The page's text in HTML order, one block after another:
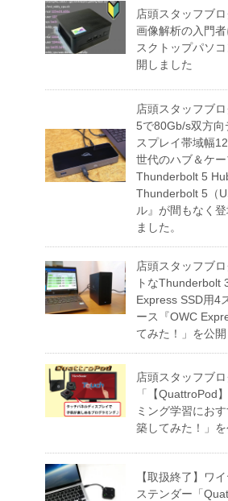
店頭スタッフブ
画像解析の入門
スクトップパソ
開しました
店頭スタッフブ
5で80Gb/s双方向
スプレイ帯域幅
世代のハブ＆ケ
Thunderbolt 5
Thunderbolt 5（
ル』が間もなく
ました。
店頭スタッフブ
トなThunderbolt
Express SSD用4
ース『OWC
てみた！」を公開
店頭スタッフブ
「【QuattroPod
ミング学習にお
築してみた！」
【取扱終了】ワ
ステンダー「